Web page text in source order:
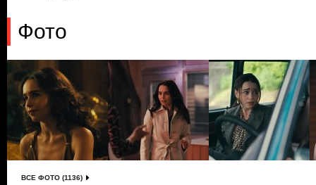
Фото
ВСЕ ФОТО (1136)